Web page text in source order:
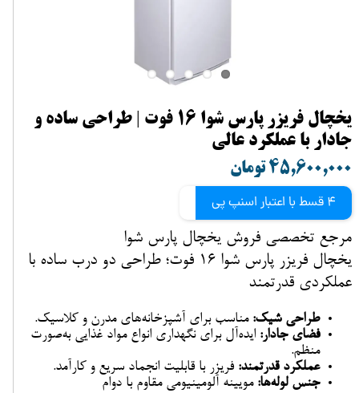
یخچال فریزر پارس شوا 16 فوت | طراحی ساده و
جادار با عملکرد عالی
۴۵,۶۰۰,۰۰۰ تومان
4 قسط با اعتبار اسنپ پی
مرجع تخصصی فروش یخچال پارس شوا
یخچال فریزر پارس شوا 16 فوت؛ طراحی دو درب ساده با
عملکردی قدرتمند
طراحی شیک: مناسب برای آشپزخانه‌های مدرن و کلاسیک.
فضای جادار: ایده‌آل برای نگهداری انواع مواد غذایی به‌صورت
منظم.
عملکرد قدرتمند: فریزر با قابلیت انجماد سریع و کارآمد.
جنس لوله‌ها: مویینه آلومینیومی مقاوم با دوام